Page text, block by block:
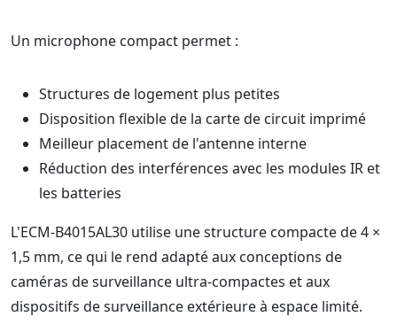
Un microphone compact permet :
Structures de logement plus petites
Disposition flexible de la carte de circuit imprimé
Meilleur placement de l'antenne interne
Réduction des interférences avec les modules IR et
les batteries
L'ECM-B4015AL30 utilise une structure compacte de 4 ×
1,5 mm, ce qui le rend adapté aux conceptions de
caméras de surveillance ultra-compactes et aux
dispositifs de surveillance extérieure à espace limité.